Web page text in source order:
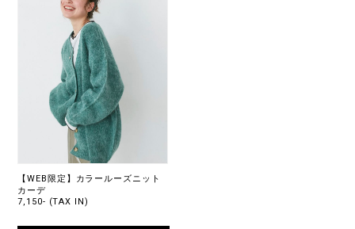
【WEB限定】カラールーズニット
カーデ
7,150- (TAX IN)